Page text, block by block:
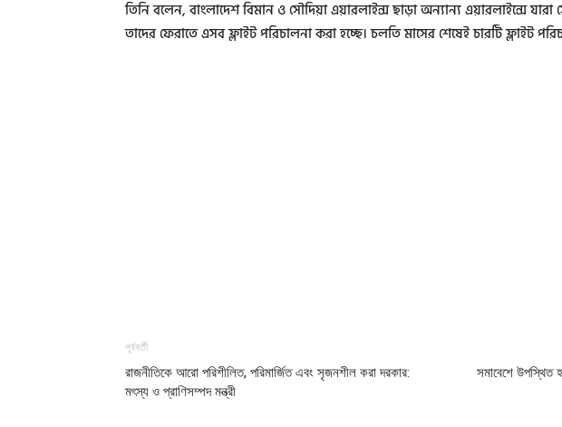
তিনি বলেন, বাংলাদেশ বিমান ও সৌদিয়া এয়ারলাইন্স ছাড়া অন্যান্য এয়ারলাইন্সে
তাদের ফেরাতে এসব ফ্লাইট পরিচালনা করা হচ্ছে। চলতি মাসের শেষেই চারটি ফ্লাইট
পূর্ববর্তী
রাজনীতিকে আরো পরিশীলিত, পরিমার্জিত এবং সৃজনশীল করা দরকার:
মৎস্য ও প্রাণিসম্পদ মন্ত্রী
সমাবেশে উপস্থিত